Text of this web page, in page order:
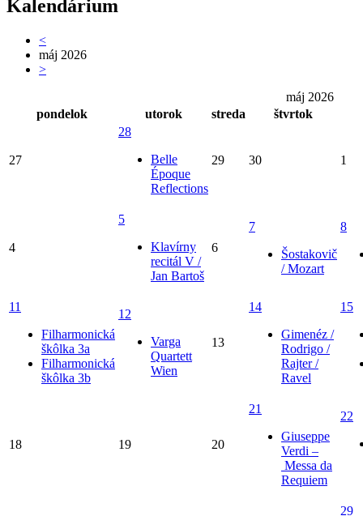
Kalendárium
<
máj 2026
>
máj 2026
pondelok
utorok streda štvrtok
27
28
Belle
Époque
Reflections
29 30 1
4
5
Klavírny
recitál V /
Jan Bartoš
6
7
Šostakovič
/ Mozart
8
11
Filharmonická
škôlka 3a
Filharmonická
škôlka 3b
12
Varga
Quartett
Wien
13
14
Gimenéz /
Rodrigo /
Rajter /
Ravel
15
18 19 20
21
Giuseppe
Verdi –
Messa da
Requiem
22
29